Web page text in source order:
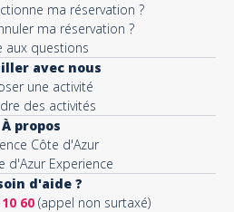
ma réservation ?
ma réservation ?
aux questions
avec nous
une activité
des activités
À propos
Côte d'Azur
d'Azur Experience
d'aide ?
60 (appel non surtaxé)